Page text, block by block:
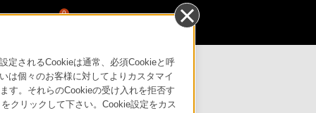
0
サポート・お問い合わせ
定されるCookieは通常、必須Cookieと呼
は個々のお客様に対してよりカスタマイ
す。それらのCookieの受け入れを拒否す
クリックして下さい。Cookie設定をカス